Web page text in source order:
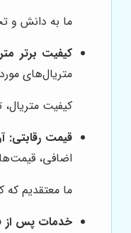
ما به دانش و
کیفیت برتر
متریال‌های
کیفیت
قیمت رقابتی:
اضافی،
ما معتقدیم که
خدمات پس از